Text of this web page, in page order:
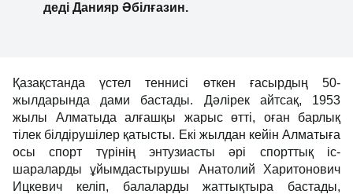
деді Данияр Әбілғазин.
Қазақстанда үстел теннисі өткен ғасырдың 50-
жылдарында дами бастады. Дәлірек айтсақ, 1953
жылы Алматыда алғашқы жарыс өтті, оған барлық
тілек білдірушілер қатысты. Екі жылдан кейін Алматыға
осы спорт түрінің энтузиасты әрі спорттық іс-
шараларды ұйымдастырушы Анатолий Харитонович
Ицкевич келіп, балаларды жаттықтыра бастады,